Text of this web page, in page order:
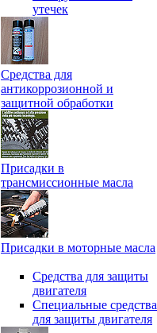
утечек
Средства для
антикоррозионной и
защитной обработки
Присадки в
трансмиссионные масла
Присадки в моторные масла
Средства для защиты
двигателя
Специальныe средства
для защиты двигателя